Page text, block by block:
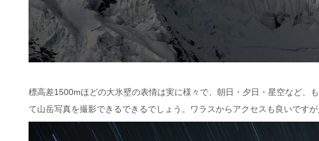
標高差1500mほどの大氷壁の表情は実に様々で、朝日・夕日・星空など、
て山岳写真を撮影できるできるでしょう。ワラスからアクセスも良いですが